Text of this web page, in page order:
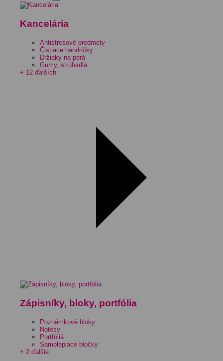
Kancelária
Antistresové predmety
Čistiace handričky
Držiaky na perá
Gumy, strúhadlá
+ 12 ďalších
Zápisníky, bloky, portfólia
Poznámkové bloky
Notesy
Portfóliá
Samolepiace bločky
+ 2 ďalšie